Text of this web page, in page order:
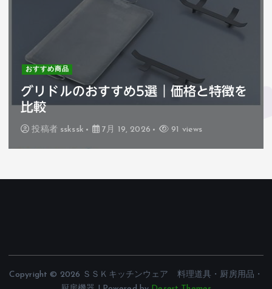
おすすめ商品
ハセガワ巻きすのおすすめ3選｜価格と
特徴を比較
投稿者 sskssk 7月 18, 2026 74 views
Copyright © 2026 ＳＳＫキッチンウェア 料理道具・厨房用品・